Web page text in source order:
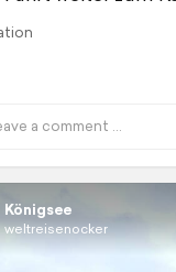
Königsee
weltreisenocker